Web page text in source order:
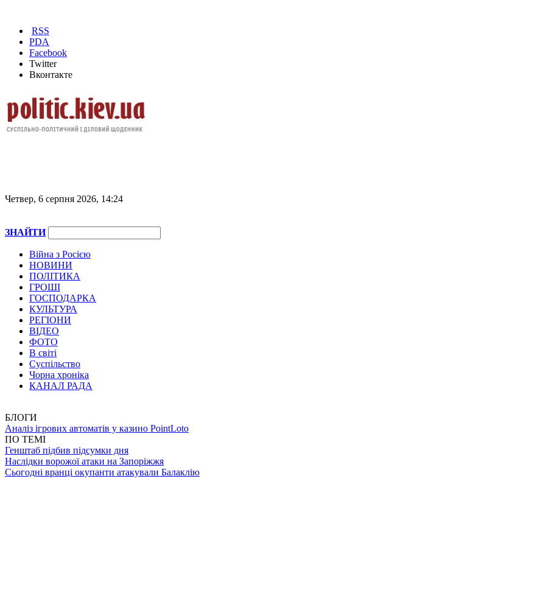
RSS
PDA
Facebook
Twitter
Вконтакте
Четвер, 6 серпня 2026, 14:24
ЗНАЙТИ
Війна з Росією
НОВИНИ
ПОЛІТИКА
ГРОШІ
ГОСПОДАРКА
КУЛЬТУРА
РЕГІОНИ
ВІДЕО
ФОТО
В світі
Суспільство
Чорна хроніка
КАНАЛ РАДА
БЛОГИ
Аналіз ігрових автоматів у казино PointLoto
ПО ТЕМІ
Генштаб підбив підсумки дня
Наслідки ворожої атаки на Запоріжжя
Сьогодні вранці окупанти атакували Балаклію